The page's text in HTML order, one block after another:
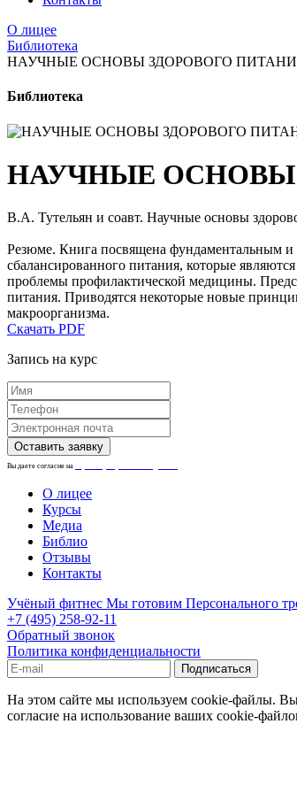
О лицее
Библиотека
НАУЧНЫЕ ОСНОВЫ ЗДОРОВОГО
Библиотека
НАУЧНЫЕ ОСНОВЫ
В.А. Тутельян и соавт. Научные основы
Резюме. Книга посвящена фундаментальным и
сбалансированного питания, которые
проблемы профилактической медицины.
питания. Приводятся некоторые новые
макроорганизма.
Скачать PDF
Запись на курс
Вы даете согласие на
О лицее
Курсы
Медиа
Библио
Отзывы
Контакты
Учёный фитнес Мы готовим Персонального
+7 (495) 258-92-11
Обратный звонок
Политика конфиденциальности
На этом сайте мы используем cookie-файлы. Вы
согласие на использование ваших cookie-